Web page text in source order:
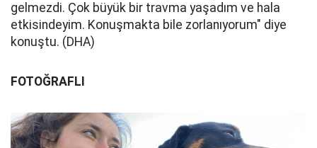
gelmezdi. Çok büyük bir travma yaşadım ve hala
etkisindeyim. Konuşmakta bile zorlanıyorum" diye
konuştu. (DHA)
FOTOĞRAFLI